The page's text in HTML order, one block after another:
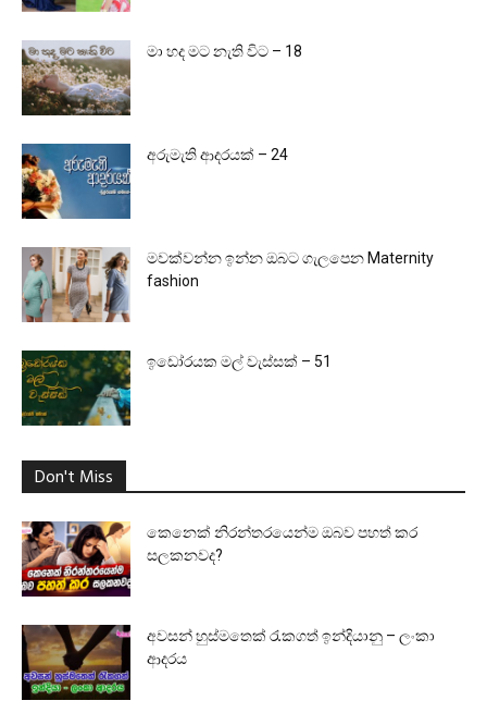
මා හද මට නැති විට – 18
අරුමැති ආදරයක් – 24
මවක්වන්න ඉන්න ඔබට ගැලපෙන Maternity
fashion
ඉඩෝරයක මල් වැස්සක් – 51
Don't Miss
කෙනෙක් නිරන්තරයෙන්ම ඔබව පහත් කර
සලකනවද?
අවසන් හුස්මතෙක් රැකගත් ඉන්දියානු – ලංකා
ආදරය